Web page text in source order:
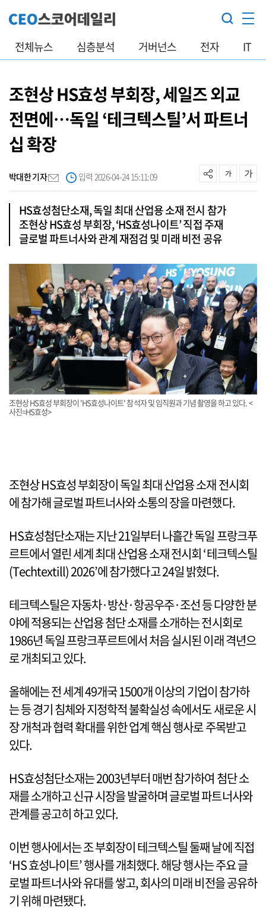
전체뉴스 심층분석 거버넌스 전자 IT
조현상 HS효성 부회장, 세일즈 외교
전면에…독일 ‘테크텍스틸’서 파트너
십 확장
박대한 기자 입력 2026-04-24 15:11:09
HS효성첨단소재, 독일 최대 산업용 소재 전시 참가
조현상 HS효성 부회장, ‘HS효성나이트’ 직접 주재
글로벌 파트너사와 관계 재점검 및 미래 비전 공유
조현상 HS효성 부회장이 'HS효성나이트' 참석자 및 임직원과 기념 촬영을 하고 있다. <
사진=HS효성>
조현상 HS효성 부회장이 독일 최대 산업용 소재 전시회
에 참가해 글로벌 파트너사와 소통의 장을 마련했다.
HS효성첨단소재는 지난 21일부터 나흘간 독일 프랑크푸
르트에서 열린 세계 최대 산업용 소재 전시회 ‘테크텍스틸
(Techtextill) 2026’에 참가했다고 24일 밝혔다.
테크텍스틸은 자동차·방산·항공우주·조선 등 다양한 분
야에 적용되는 산업용 첨단 소재를 소개하는 전시회로
1986년 독일 프랑크푸르트에서 처음 실시된 이래 격년으
로 개최되고 있다.
올해에는 전 세계 49개국 1500개 이상의 기업이 참가하
는 등 경기 침체와 지정학적 불확실성 속에서도 새로운 시
장 개척과 협력 확대를 위한 업계 핵심 행사로 주목받고
있다.
HS효성첨단소재는 2003년부터 매번 참가하여 첨단 소
재를 소개하고 신규 시장을 발굴하며 글로벌 파트너사와
관계를 공고히 하고 있다.
이번 행사에서는 조 부회장이 테크텍스틸 둘째 날에 직접
‘HS 효성나이트’ 행사를 개최했다. 해당 행사는 주요 글
로벌 파트너사와 유대를 쌓고, 회사의 미래 비전을 공유하
기 위해 마련됐다.